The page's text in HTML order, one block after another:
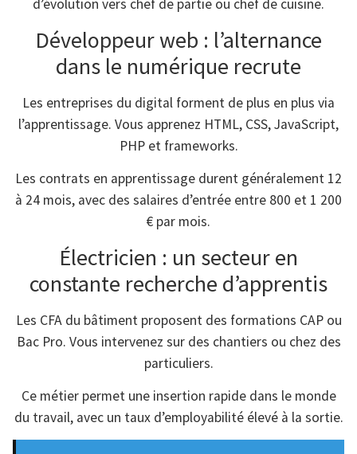
d’évolution vers chef de partie ou chef de cuisine.
Développeur web : l’alternance
dans le numérique recrute
Les entreprises du digital forment de plus en plus via
l’apprentissage. Vous apprenez HTML, CSS, JavaScript,
PHP et frameworks.
Les contrats en apprentissage durent généralement 12
à 24 mois, avec des salaires d’entrée entre 800 et 1 200
€ par mois.
Électricien : un secteur en
constante recherche d’apprentis
Les CFA du bâtiment proposent des formations CAP ou
Bac Pro. Vous intervenez sur des chantiers ou chez des
particuliers.
Ce métier permet une insertion rapide dans le monde
du travail, avec un taux d’employabilité élevé à la sortie.